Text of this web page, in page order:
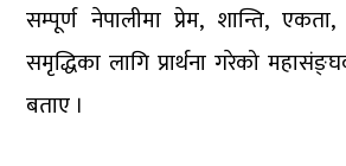
सम्पूर्ण नेपालीमा प्रेम, शान्ति,
समृद्धिका लागि प्रार्थना गरेको
बताए ।